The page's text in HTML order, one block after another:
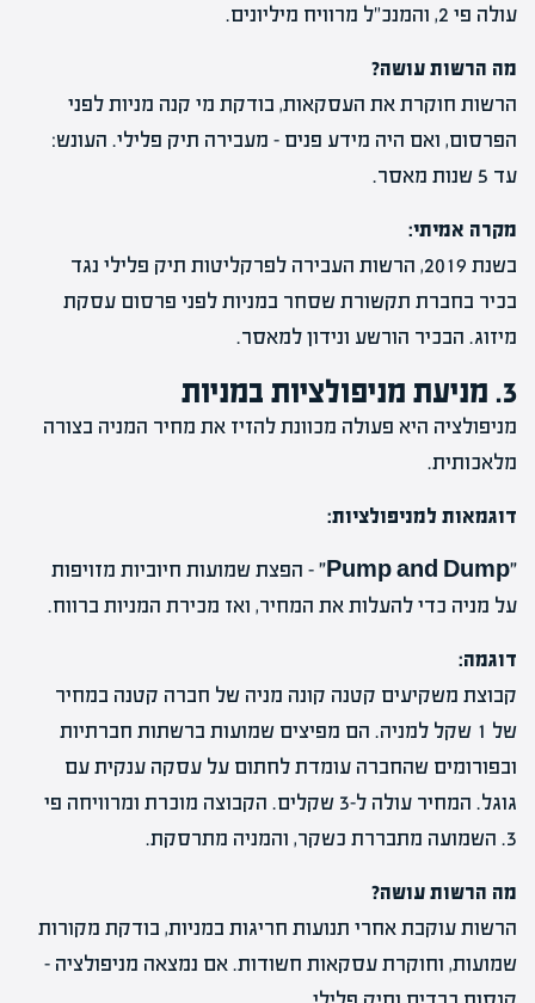
עולה פי 2, והמנכ"ל מרוויח מיליונים.
מה הרשות עושה?
הרשות חוקרת את העסקאות, בודקת מי קנה מניות לפני
הפרסום, ואם היה מידע פנים – מעבירה תיק פלילי. העונש:
עד 5 שנות מאסר.
מקרה אמיתי:
בשנת 2019, הרשות העבירה לפרקליטות תיק פלילי נגד
בכיר בחברת תקשורת שסחר במניות לפני פרסום עסקת
מיזוג. הבכיר הורשע ונידון למאסר.
3. מניעת מניפולציות במניות
מניפולציה היא פעולה מכוונת להזיז את מחיר המניה בצורה
מלאכותית.
דוגמאות למניפולציות:
"Pump and Dump"
– הפצת שמועות חיוביות מזויפות
על מניה כדי להעלות את המחיר, ואז מכירת המניות ברווח.
דוגמה:
קבוצת משקיעים קטנה קונה מניה של חברה קטנה במחיר
של 1 שקל למניה. הם מפיצים שמועות ברשתות חברתיות
ובפורומים שהחברה עומדת לחתום על עסקה ענקית עם
גוגל. המחיר עולה ל-3 שקלים. הקבוצה מוכרת ומרוויחה פי
3. השמועה מתבררת כשקר, והמניה מתרסקת.
מה הרשות עושה?
הרשות עוקבת אחרי תנועות חריגות במניות, בודקת מקורות
שמועות, וחוקרת עסקאות חשודות. אם נמצאה מניפולציה –